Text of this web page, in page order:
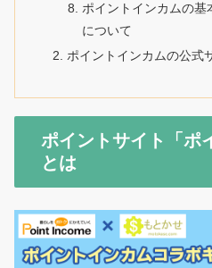
ポイントインカムの基
について
ポイントインカムの公式
ポイントサイト「ポ
とは